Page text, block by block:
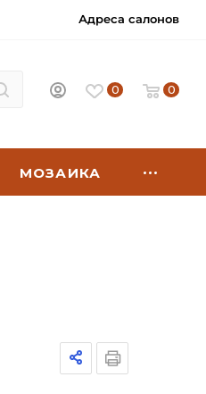
Адреса салонов
0 0
МОЗАИКА